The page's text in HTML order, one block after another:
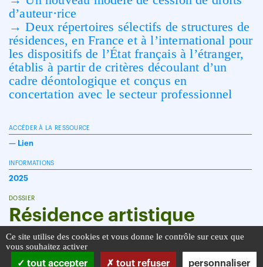
d’auteur·rice
→ Deux répertoires sélectifs de structures de
résidences, en France et à l’international pour
les dispositifs de l’État français à l’étranger,
établis à partir de critères découlant d’un
cadre déontologique et conçus en
concertation avec le secteur pro­fessionnel
ACCÉDER À LA RESSOURCE
— Lien
INFORMATIONS
2025
DOSSIER
Résidence artistique
Ce site utilise des cookies et vous donne le contrôle sur ceux que
vous souhaitez activer
tout accepter
tout refuser personnaliser